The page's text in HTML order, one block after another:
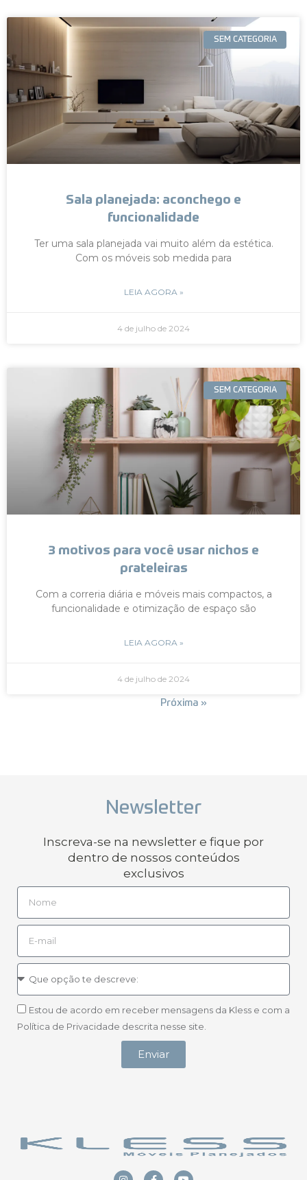
SEM CATEGORIA
Sala planejada: aconchego e
funcionalidade
Ter uma sala planejada vai muito além da estética.
Com os móveis sob medida para
LEIA AGORA »
4 de julho de 2024
SEM CATEGORIA
3 motivos para você usar nichos e
prateleiras
Com a correria diária e móveis mais compactos, a
funcionalidade e otimização de espaço são
LEIA AGORA »
4 de julho de 2024
Próxima »
Newsletter
Inscreva-se na newsletter e fique por
dentro de nossos conteúdos
exclusivos
Estou de acordo em receber mensagens da Kless e com a
Política de Privacidade descrita nesse site.
Enviar